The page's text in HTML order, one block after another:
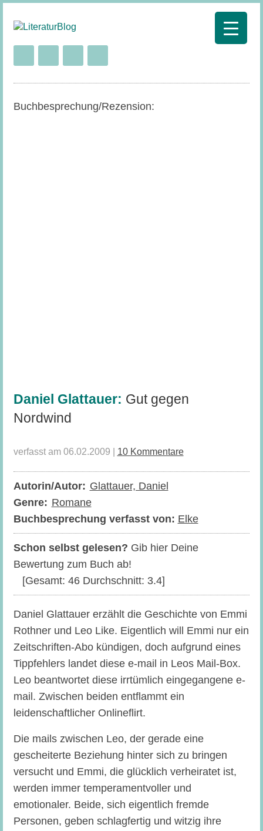
Buchbesprechung/Rezension:
Daniel Glattauer: Gut gegen
Nordwind
verfasst am 06.02.2009 | 10 Kommentare
Autorin/Autor: Glattauer, Daniel
Genre: Romane
Buchbesprechung verfasst von: Elke
Schon selbst gelesen? Gib hier Deine
Bewertung zum Buch ab!
[Gesamt: 46Durchschnitt: 3.4]
Daniel Glattauer erzählt die Geschichte von Emmi
Rothner und Leo Like. Eigentlich will Emmi nur ein
Zeitschriften-Abo kündigen, doch aufgrund eines
Tippfehlers landet diese e-mail in Leos Mail-Box.
Leo beantwortet diese irrtümlich eingegangene e-
mail. Zwischen beiden entflammt ein
leidenschaftlicher Onlineflirt.
Die mails zwischen Leo, der gerade eine
gescheiterte Beziehung hinter sich zu bringen
versucht und Emmi, die glücklich verheiratet ist,
werden immer temperamentvoller und
emotionaler. Beide, sich eigentlich fremde
Personen, geben schlagfertig und witzig ihre